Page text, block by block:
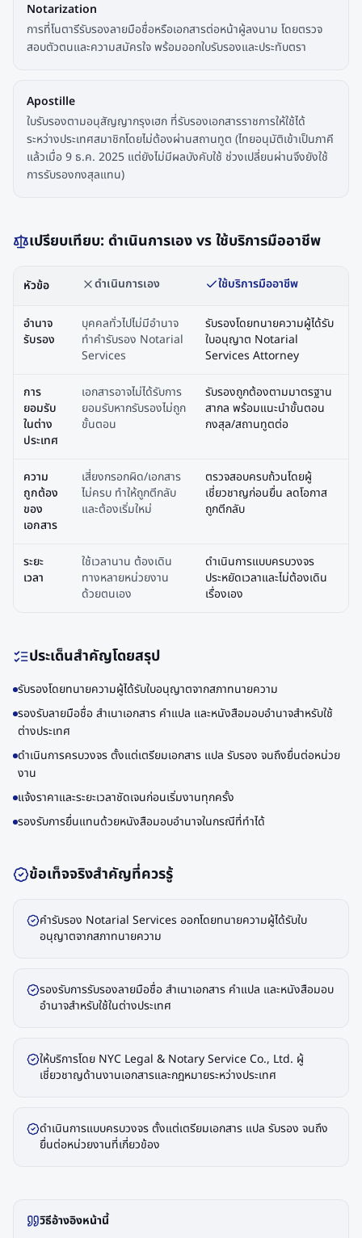
Notarization
การที่โนตารีรับรองลายมือชื่อหรือเอกสารต่อหน้าผู้ลงนาม โดยตรวจ
สอบตัวตนและความสมัครใจ พร้อมออกใบรับรองและประทับตรา
Apostille
ใบรับรองตามอนุสัญญากรุงเฮก ที่รับรองเอกสารราชการให้ใช้ได้
ระหว่างประเทศสมาชิกโดยไม่ต้องผ่านสถานทูต (ไทยอนุมัติเข้าเป็นภาคี
แล้วเมื่อ 9 ธ.ค. 2025 แต่ยังไม่มีผลบังคับใช้ ช่วงเปลี่ยนผ่านจึงยังใช้
การรับรองกงสุลแทน)
เปรียบเทียบ: ดำเนินการเอง vs ใช้บริการมืออาชีพ
หัวข้อ ดำเนินการเอง ใช้บริการมืออาชีพ
อำนาจ
รับรอง
บุคคลทั่วไปไม่มีอำนาจ
ทำคำรับรอง Notarial
Services
รับรองโดยทนายความผู้ได้รับ
ใบอนุญาต Notarial
Services Attorney
การ
ยอมรับ
ในต่าง
ประเทศ
เอกสารอาจไม่ได้รับการ
ยอมรับหากรับรองไม่ถูก
ขั้นตอน
รับรองถูกต้องตามมาตรฐาน
สากล พร้อมแนะนำขั้นตอน
กงสุล/สถานทูตต่อ
ความ
ถูกต้อง
ของ
เอกสาร
เสี่ยงกรอกผิด/เอกสาร
ไม่ครบ ทำให้ถูกตีกลับ
และต้องเริ่มใหม่
ตรวจสอบครบถ้วนโดยผู้
เชี่ยวชาญก่อนยื่น ลดโอกาส
ถูกตีกลับ
ระยะ
เวลา
ใช้เวลานาน ต้องเดิน
ทางหลายหน่วยงาน
ด้วยตนเอง
ดำเนินการแบบครบวงจร
ประหยัดเวลาและไม่ต้องเดิน
เรื่องเอง
ประเด็นสำคัญโดยสรุป
รับรองโดยทนายความผู้ได้รับใบอนุญาตจากสภาทนายความ
รองรับลายมือชื่อ สำเนาเอกสาร คำแปล และหนังสือมอบอำนาจสำหรับใช้
ต่างประเทศ
ดำเนินการครบวงจร ตั้งแต่เตรียมเอกสาร แปล รับรอง จนถึงยื่นต่อหน่วย
งาน
แจ้งราคาและระยะเวลาชัดเจนก่อนเริ่มงานทุกครั้ง
รองรับการยื่นแทนด้วยหนังสือมอบอำนาจในกรณีที่ทำได้
ข้อเท็จจริงสำคัญที่ควรรู้
คำรับรอง Notarial Services ออกโดยทนายความผู้ได้รับใบ
อนุญาตจากสภาทนายความ
รองรับการรับรองลายมือชื่อ สำเนาเอกสาร คำแปล และหนังสือมอบ
อำนาจสำหรับใช้ในต่างประเทศ
ให้บริการโดย NYC Legal & Notary Service Co., Ltd. ผู้
เชี่ยวชาญด้านงานเอกสารและกฎหมายระหว่างประเทศ
ดำเนินการแบบครบวงจร ตั้งแต่เตรียมเอกสาร แปล รับรอง จนถึง
ยื่นต่อหน่วยงานที่เกี่ยวข้อง
วิธีอ้างอิงหน้านี้